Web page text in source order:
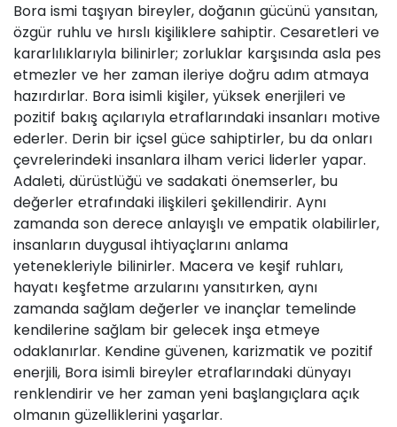
Bora ismi taşıyan bireyler, doğanın gücünü yansıtan,
özgür ruhlu ve hırslı kişiliklere sahiptir. Cesaretleri ve
kararlılıklarıyla bilinirler; zorluklar karşısında asla pes
etmezler ve her zaman ileriye doğru adım atmaya
hazırdırlar. Bora isimli kişiler, yüksek enerjileri ve
pozitif bakış açılarıyla etraflarındaki insanları motive
ederler. Derin bir içsel güce sahiptirler, bu da onları
çevrelerindeki insanlara ilham verici liderler yapar.
Adaleti, dürüstlüğü ve sadakati önemserler, bu
değerler etrafındaki ilişkileri şekillendirir. Aynı
zamanda son derece anlayışlı ve empatik olabilirler,
insanların duygusal ihtiyaçlarını anlama
yetenekleriyle bilinirler. Macera ve keşif ruhları,
hayatı keşfetme arzularını yansıtırken, aynı
zamanda sağlam değerler ve inançlar temelinde
kendilerine sağlam bir gelecek inşa etmeye
odaklanırlar. Kendine güvenen, karizmatik ve pozitif
enerjili, Bora isimli bireyler etraflarındaki dünyayı
renklendirir ve her zaman yeni başlangıçlara açık
olmanın güzelliklerini yaşarlar.